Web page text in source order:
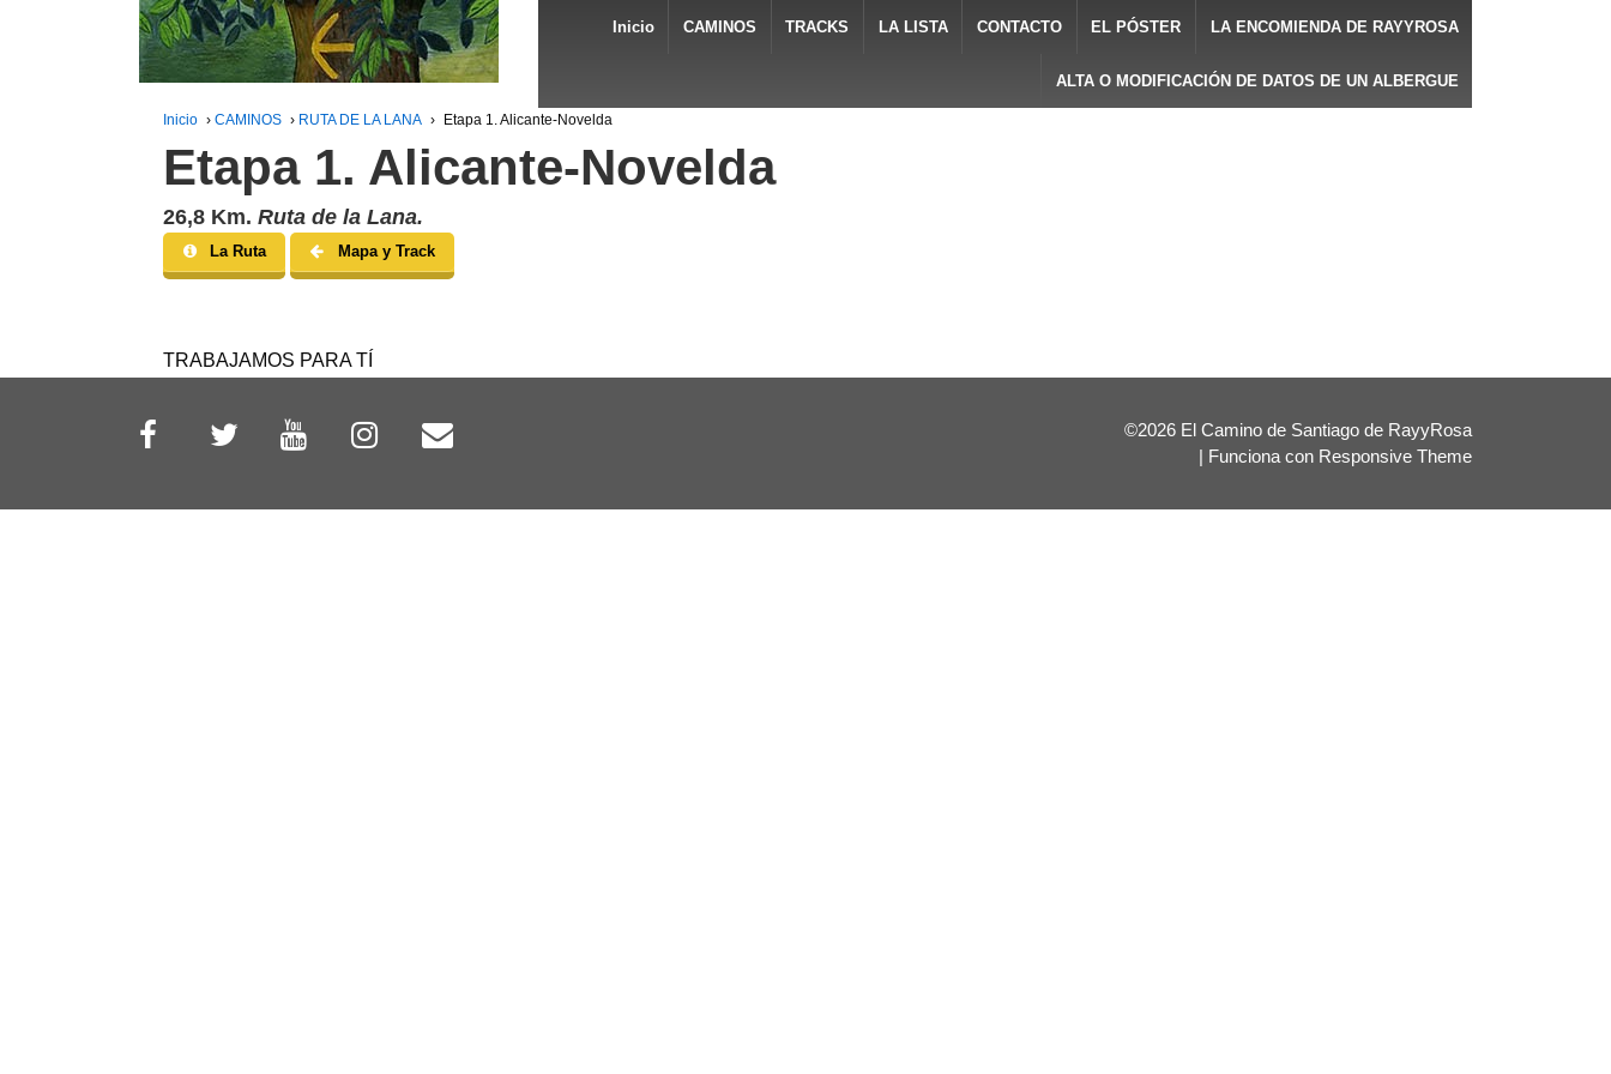
Inicio CAMINOS TRACKS LA LISTA CONTACTO EL PÓSTER LA ENCOMIENDA DE RAYYROSA
ALTA O MODIFICACIÓN DE DATOS DE UN ALBERGUE
Inicio › CAMINOS › RUTA DE LA LANA › Etapa 1. Alicante-Novelda
Etapa 1. Alicante-Novelda
26,8 Km. Ruta de la Lana.
La Ruta Mapa y Track
TRABAJAMOS PARA TÍ
©2026 El Camino de Santiago de RayyRosa
| Funciona con Responsive Theme